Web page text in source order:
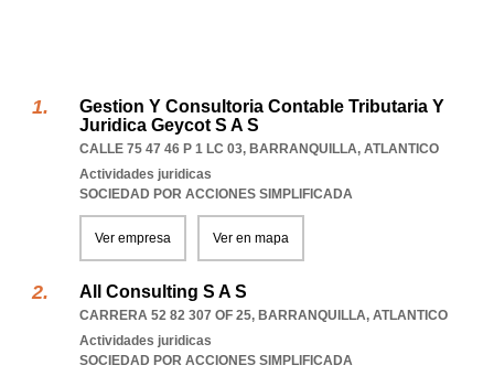
Gestion Y Consultoria Contable Tributaria Y
Juridica Geycot S A S
CALLE 75 47 46 P 1 LC 03, BARRANQUILLA, ATLANTICO
Actividades juridicas
SOCIEDAD POR ACCIONES SIMPLIFICADA
Ver empresa Ver en mapa
All Consulting S A S
CARRERA 52 82 307 OF 25, BARRANQUILLA, ATLANTICO
Actividades juridicas
SOCIEDAD POR ACCIONES SIMPLIFICADA